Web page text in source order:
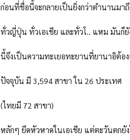
ก่อนที่ชื่อนี้จะกลายเป็นยิ่งกว่าตำนานมา
ทั่วญี่ปุ่น ทั่วเอเชีย และทั่วโ.. แหม มันก็ยั
นี้จึงเป็นความทะเยอทะยานที่ยานาอิต้อง
ปัจจุบัน มี 3,594 สาขา ใน 26 ประเทศ
(ไทยมี 72 สาขา)
หลักๆ ยึดหัวหาดในเอเชีย แต่ตะวันตกยั